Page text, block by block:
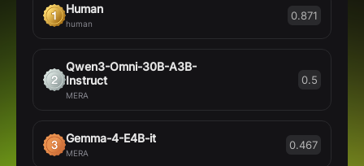
Human
human
0.871
Qwen3-Omni-30B-A3B-
Instruct
MERA
0.5
Gemma-4-E4B-it
MERA
0.467